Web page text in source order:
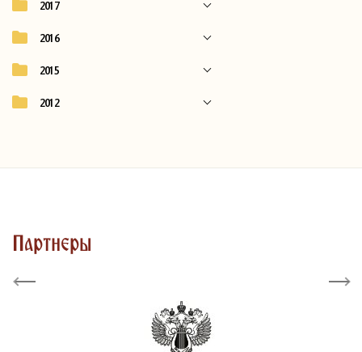
2017
2016
2015
2012
Партнеры
Previous Next